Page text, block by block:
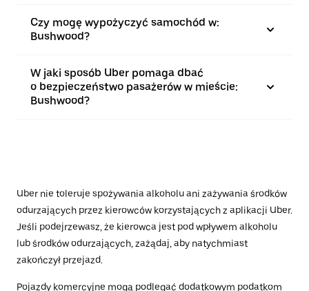
Czy mogę wypożyczyć samochód w:
Bushwood?
W jaki sposób Uber pomaga dbać
o bezpieczeństwo pasażerów w mieście:
Bushwood?
Uber nie toleruje spożywania alkoholu ani zażywania środków
odurzających przez kierowców korzystających z aplikacji Uber.
Jeśli podejrzewasz, że kierowca jest pod wpływem alkoholu
lub środków odurzających, zażądaj, aby natychmiast
zakończył przejazd.
Pojazdy komercyjne mogą podlegać dodatkowym podatkom